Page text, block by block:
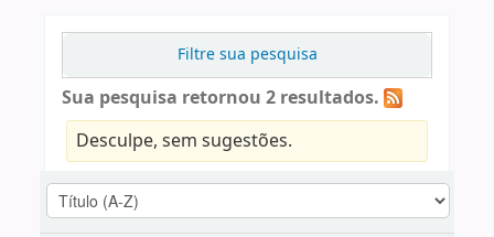
Filtre sua pesquisa
Sua pesquisa retornou 2 resultados.
Desculpe, sem sugestões.